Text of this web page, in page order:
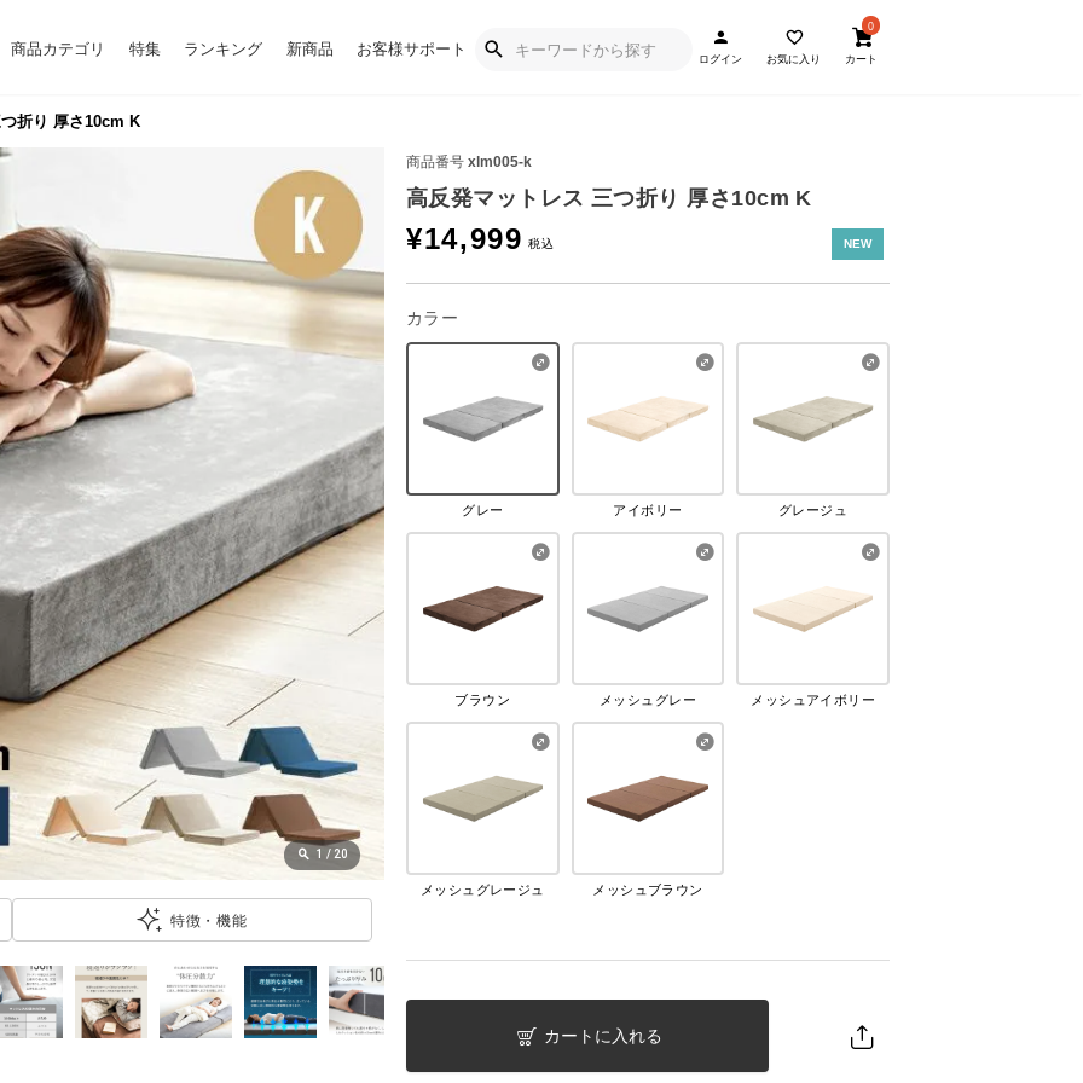
商品カテゴリ 特集 ランキング 新商品 お客様サポート
ログイン お気に入り
0
カート
折り 厚さ10cm K
商品番号 xlm005-k
高反発マットレス 三つ折り 厚さ10cm K
¥14,999 NEW
カラー
グレー アイボリー グレージュ
ブラウン メッシュグレー メッシュアイボリー
メッシュグレージュ メッシュブラウン
カートに入れる
1 / 20
特徴・機能